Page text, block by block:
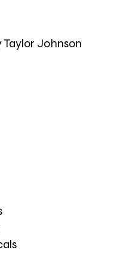
Johnson